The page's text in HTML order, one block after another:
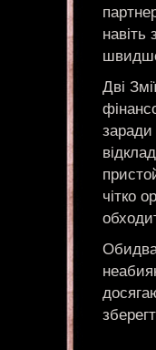
Дві
заради
чітко
Обидва